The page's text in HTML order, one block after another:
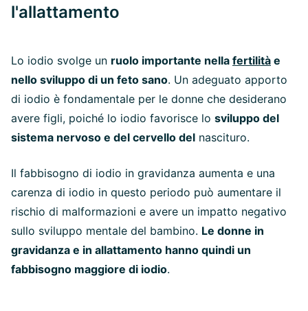
l'allattamento
Lo iodio svolge un ruolo importante nella fertilità e
nello sviluppo di un feto sano. Un adeguato apporto
di iodio è fondamentale per le donne che desiderano
avere figli, poiché lo iodio favorisce lo sviluppo del
sistema nervoso e del cervello del nascituro.
Il fabbisogno di iodio in gravidanza aumenta e una
carenza di iodio in questo periodo può aumentare il
rischio di malformazioni e avere un impatto negativo
sullo sviluppo mentale del bambino. Le donne in
gravidanza e in allattamento hanno quindi un
fabbisogno maggiore di iodio.